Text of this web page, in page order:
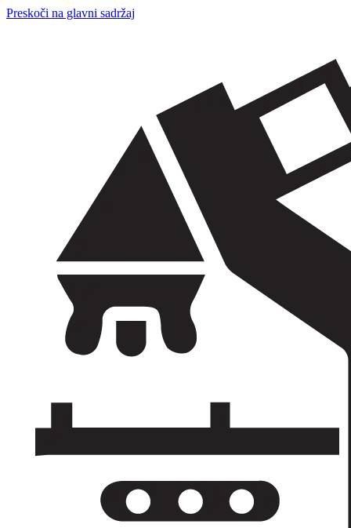
Preskoči na glavni sadržaj